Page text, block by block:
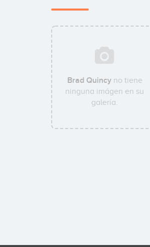
Brad Quincyno tiene
ninguna imágen en su
galería.